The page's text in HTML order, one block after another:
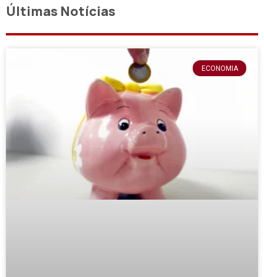
Últimas Notícias
ECONOMIA